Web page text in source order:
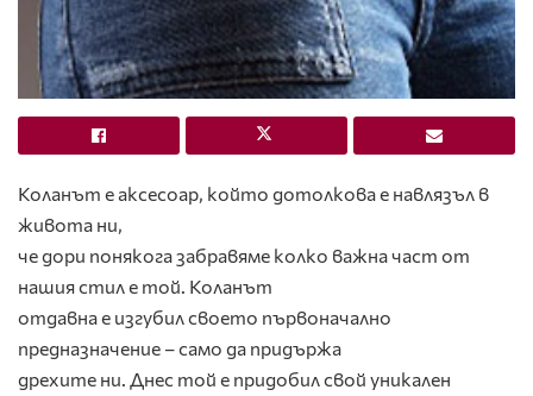
Коланът е аксесоар, който дотолкова е навлязъл в
живота ни,
че дори понякога забравяме колко важна част от
нашия стил е той. Коланът
отдавна е изгубил своето първоначално
предназначение – само да придържа
дрехите ни. Днес той е придобил свой уникален